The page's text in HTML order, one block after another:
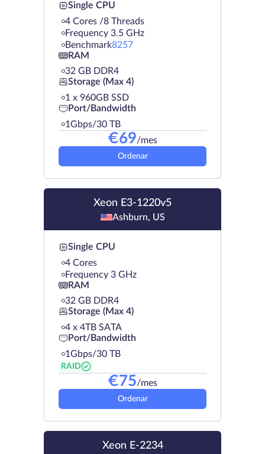
Single CPU
4 Cores /8 Threads
Frequency 3.5 GHz
Benchmark8257
RAM
32 GB DDR4
Storage (Max 4)
1 х 960GB SSD
Port/Bandwidth
1Gbps/30 TB
€69/mes
Ordenar
Xeon E3-1220v5
Ashburn, US
Single CPU
4 Cores
Frequency 3 GHz
RAM
32 GB DDR4
Storage (Max 4)
4 х 4TB SATA
Port/Bandwidth
1Gbps/30 TB
RAID
€75/mes
Ordenar
Xeon E-2234